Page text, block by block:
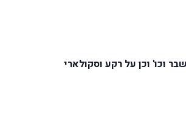
וכו' וכן על רקע וסקולארי